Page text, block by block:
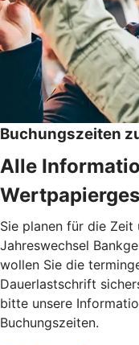
Buchungszeiten
Alle
Sie planen für die
Jahreswechsel
wollen Sie die
Dauerlastschrift
bitte unsere
Buchungszeiten.